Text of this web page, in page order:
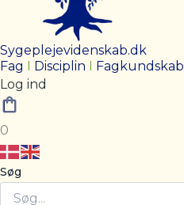
Sygeplejevidenskab.dk
Fag I Disciplin I Fagkundskab
Log ind
0
Søg